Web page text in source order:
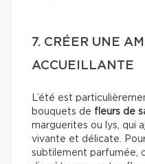
7. CRÉER UNE
ACCUEILLANTE
L’été est
bouquets de fleurs de
marguerites ou lys, qui
vivante et délicate.
subtilement parfumée,